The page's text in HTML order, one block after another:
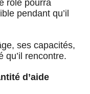
rôle pourra
pendant qu’il
ses capacités,
qu’il rencontre.
d’aide